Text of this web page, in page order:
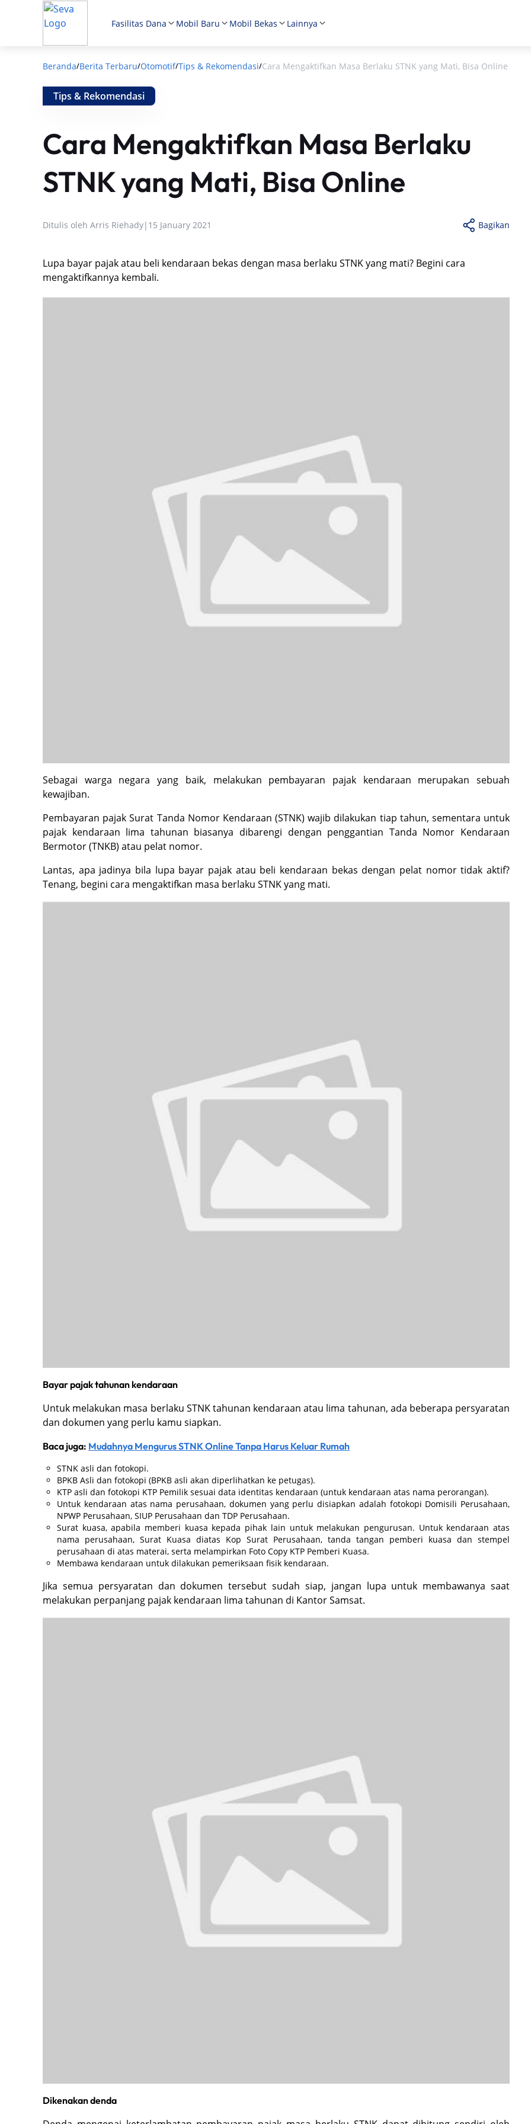
Fasilitas Dana Mobil Baru Mobil Bekas Lainnya
Beranda/Berita Terbaru/Otomotif/Tips & Rekomendasi/Cara Mengaktifkan Masa Berlaku STNK yang Mati, Bisa Online
Tips & Rekomendasi
Cara Mengaktifkan Masa Berlaku
STNK yang Mati, Bisa Online
Ditulis oleh Arris Riehady| 15 January 2021 Bagikan
Lupa bayar pajak atau beli kendaraan bekas dengan masa berlaku STNK yang mati? Begini cara
mengaktifkannya kembali.
Sebagai warga negara yang baik, melakukan pembayaran pajak kendaraan merupakan sebuah
kewajiban.
Pembayaran pajak Surat Tanda Nomor Kendaraan (STNK) wajib dilakukan tiap tahun, sementara untuk
pajak kendaraan lima tahunan biasanya dibarengi dengan penggantian Tanda Nomor Kendaraan
Bermotor (TNKB) atau pelat nomor.
Lantas, apa jadinya bila lupa bayar pajak atau beli kendaraan bekas dengan pelat nomor tidak aktif?
Tenang, begini cara mengaktifkan masa berlaku STNK yang mati.
Bayar pajak tahunan kendaraan
Untuk melakukan masa berlaku STNK tahunan kendaraan atau lima tahunan, ada beberapa persyaratan
dan dokumen yang perlu kamu siapkan.
Baca juga: Mudahnya Mengurus STNK Online Tanpa Harus Keluar Rumah
STNK asli dan fotokopi.
BPKB Asli dan fotokopi (BPKB asli akan diperlihatkan ke petugas).
KTP asli dan fotokopi KTP Pemilik sesuai data identitas kendaraan (untuk kendaraan atas nama perorangan).
Untuk kendaraan atas nama perusahaan, dokumen yang perlu disiapkan adalah fotokopi Domisili Perusahaan,
NPWP Perusahaan, SIUP Perusahaan dan TDP Perusahaan.
Surat kuasa, apabila memberi kuasa kepada pihak lain untuk melakukan pengurusan. Untuk kendaraan atas
nama perusahaan, Surat Kuasa diatas Kop Surat Perusahaan, tanda tangan pemberi kuasa dan stempel
perusahaan di atas materai, serta melampirkan Foto Copy KTP Pemberi Kuasa.
Membawa kendaraan untuk dilakukan pemeriksaan fisik kendaraan.
Jika semua persyaratan dan dokumen tersebut sudah siap, jangan lupa untuk membawanya saat
melakukan perpanjang pajak kendaraan lima tahunan di Kantor Samsat.
Dikenakan denda